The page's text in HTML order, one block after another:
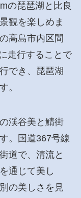
の琵琶湖と比良
観を楽しめま
高島市内区間
走行することで
でき、琵琶湖
。
渓谷美と鯖街
。国道367号線
道で、清流と
通じて美し
の美しさを見